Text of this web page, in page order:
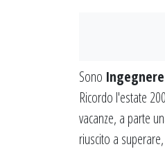
Sono
Ricordo l'estate
vacanze, a parte
riuscito a